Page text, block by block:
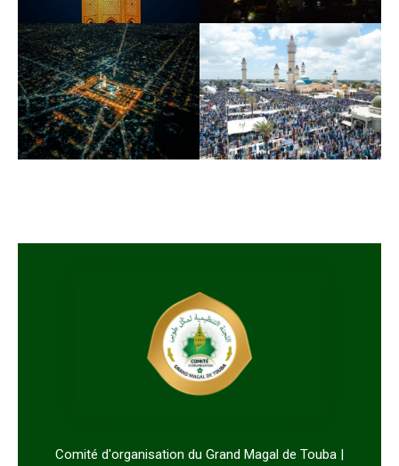
Comité d'organisation du Grand Magal de Touba |